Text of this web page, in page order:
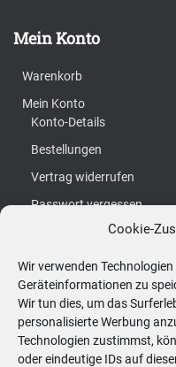
Cookie-
Wir verwenden
Geräteinformationen zu
Wir tun dies, um das
personalisierte Werbung
Technologien zustimmst,
oder eindeutige IDs auf
Mein Konto
Warenkorb
Mein Konto
Konto-Details
Bestellungen
Vertrag widerrufen
Passwort vergessen
u
c
h
e
Suchen …
Kerzenatelier:
Hörtengasse 62, 1110 Wien